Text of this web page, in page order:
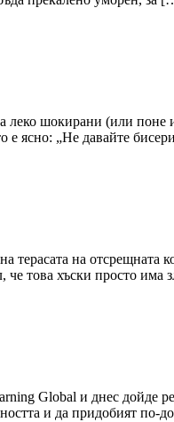
шокирани (или
е ясно: „Не давайте
на
че това хъски просто
Global и днес
и да придобият